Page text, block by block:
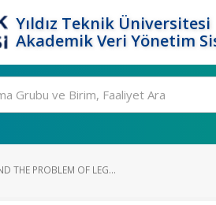
Yıldız Teknik Üniversitesi
Akademik Veri Yönetim
THE PROBLEM OF LEG...